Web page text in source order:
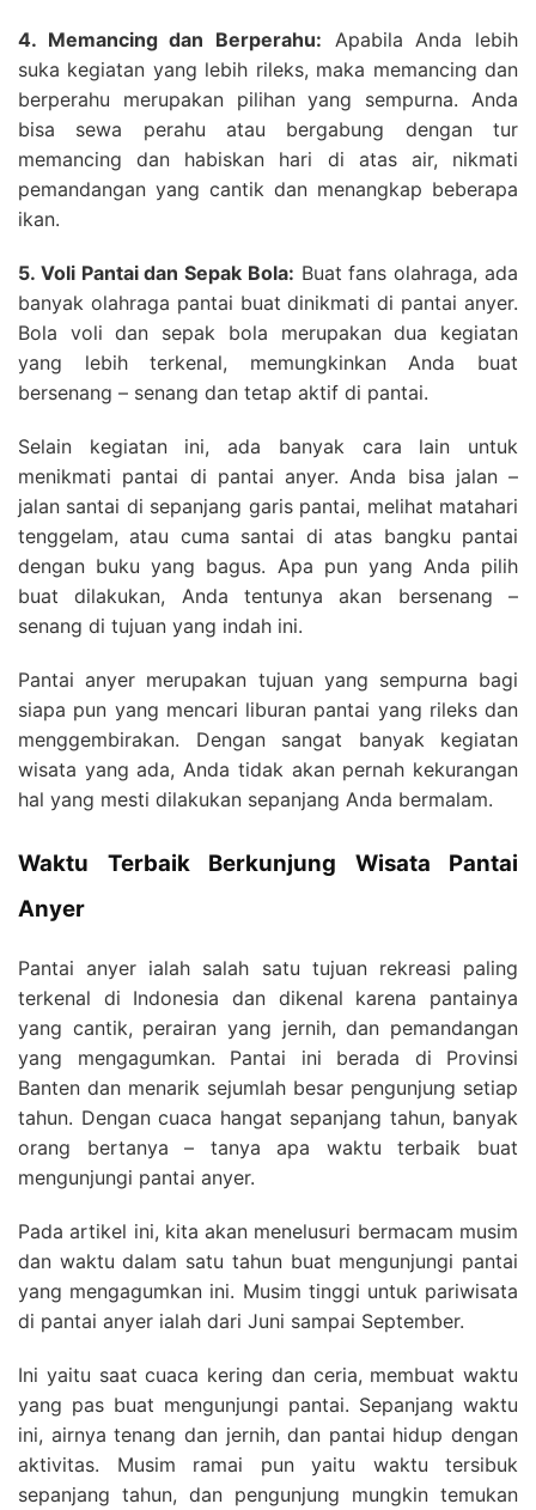
4. Memancing dan Berperahu: Apabila Anda lebih
suka kegiatan yang lebih rileks, maka memancing dan
berperahu merupakan pilihan yang sempurna. Anda
bisa sewa perahu atau bergabung dengan tur
memancing dan habiskan hari di atas air, nikmati
pemandangan yang cantik dan menangkap beberapa
ikan.
5. Voli Pantai dan Sepak Bola: Buat fans olahraga, ada
banyak olahraga pantai buat dinikmati di pantai anyer.
Bola voli dan sepak bola merupakan dua kegiatan
yang lebih terkenal, memungkinkan Anda buat
bersenang – senang dan tetap aktif di pantai.
Selain kegiatan ini, ada banyak cara lain untuk
menikmati pantai di pantai anyer. Anda bisa jalan –
jalan santai di sepanjang garis pantai, melihat matahari
tenggelam, atau cuma santai di atas bangku pantai
dengan buku yang bagus. Apa pun yang Anda pilih
buat dilakukan, Anda tentunya akan bersenang –
senang di tujuan yang indah ini.
Pantai anyer merupakan tujuan yang sempurna bagi
siapa pun yang mencari liburan pantai yang rileks dan
menggembirakan. Dengan sangat banyak kegiatan
wisata yang ada, Anda tidak akan pernah kekurangan
hal yang mesti dilakukan sepanjang Anda bermalam.
Waktu Terbaik Berkunjung Wisata Pantai
Anyer
Pantai anyer ialah salah satu tujuan rekreasi paling
terkenal di Indonesia dan dikenal karena pantainya
yang cantik, perairan yang jernih, dan pemandangan
yang mengagumkan. Pantai ini berada di Provinsi
Banten dan menarik sejumlah besar pengunjung setiap
tahun. Dengan cuaca hangat sepanjang tahun, banyak
orang bertanya – tanya apa waktu terbaik buat
mengunjungi pantai anyer.
Pada artikel ini, kita akan menelusuri bermacam musim
dan waktu dalam satu tahun buat mengunjungi pantai
yang mengagumkan ini. Musim tinggi untuk pariwisata
di pantai anyer ialah dari Juni sampai September.
Ini yaitu saat cuaca kering dan ceria, membuat waktu
yang pas buat mengunjungi pantai. Sepanjang waktu
ini, airnya tenang dan jernih, dan pantai hidup dengan
aktivitas. Musim ramai pun yaitu waktu tersibuk
sepanjang tahun, dan pengunjung mungkin temukan